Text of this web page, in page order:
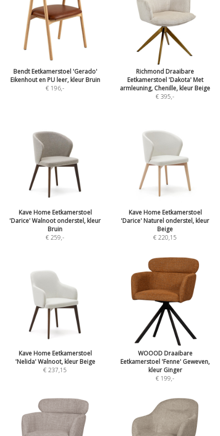
Bendt Eetkamerstoel 'Gerado'
Eikenhout en PU leer, kleur Bruin
€ 196,-
Richmond Draaibare
Eetkamerstoel 'Dakota' Met
armleuning, Chenille, kleur Beige
€ 395,-
Kave Home Eetkamerstoel
'Darice' Walnoot onderstel, kleur
Bruin
€ 259,-
Kave Home Eetkamerstoel
'Darice' Naturel onderstel, kleur
Beige
€ 220,15
Kave Home Eetkamerstoel
'Nelida' Walnoot, kleur Beige
€ 237,15
WOOOD Draaibare
Eetkamerstoel 'Fenne' Geweven,
kleur Ginger
€ 199,-